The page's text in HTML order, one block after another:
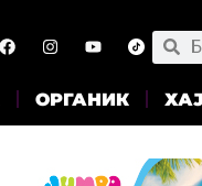
ОРГАНИК